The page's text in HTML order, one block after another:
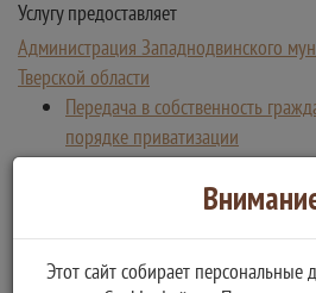
Услугу предоставляет
Администрация Западнодвинского
Тверской области
Передача в собственность
порядке приватизации
Этот сайт собирает персональные